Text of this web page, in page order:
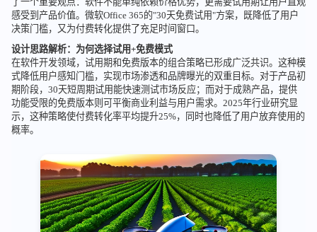
感受到产品价值。微软Office 365的"30天免费试用"方案，既降低了用户
决策门槛，又为付费转化提供了充足时间窗口。
设计思路解析：为何选择试用+免费模式
在软件开发领域，试用期和免费版本的组合策略已形成广泛共识。这种模
式降低用户感知门槛，实现市场渗透和品牌曝光的双重目标。对于产品初
期阶段，30天短周期试用能快速测试市场反应；而对于成熟产品，提供
功能受限的免费版本则可平衡商业利益与用户需求。2025年行业研究显
示，这种策略使付费转化率平均提升25%，同时也降低了用户放弃使用的
概率。